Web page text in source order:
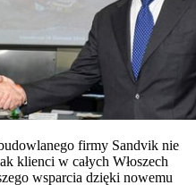
firmy Sandvik nie
klienci w całych Włoszech
wsparcia dzięki nowemu